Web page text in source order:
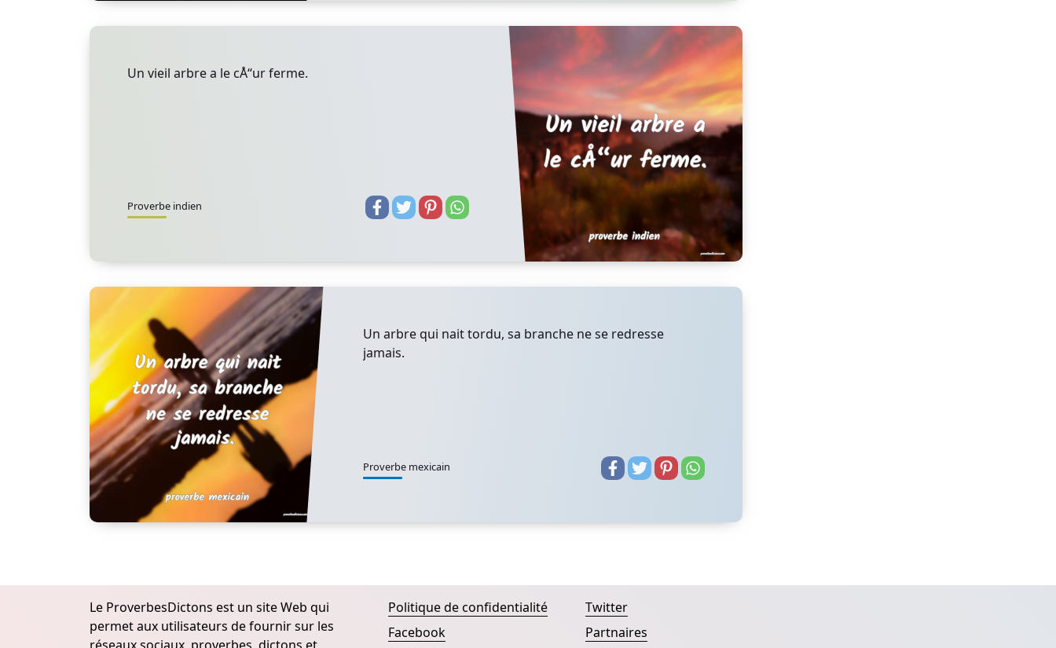
Un vieil arbre a le cÅ“ur ferme.
Proverbe indien
Un arbre qui nait tordu, sa branche ne se redresse
jamais.
Proverbe mexicain
Le ProverbesDictons est un site Web qui
permet aux utilisateurs de fournir sur les
Politique de confidentialité
Facebook
Twitter
Partnaires